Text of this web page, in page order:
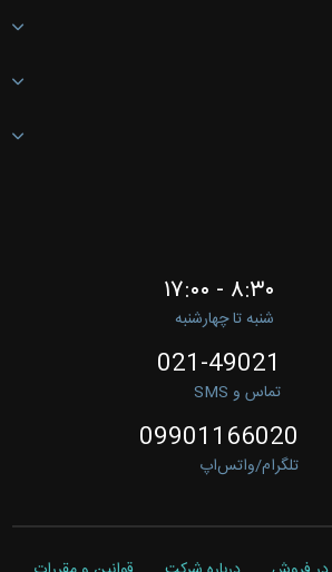
۸:۳۰ - ۱۷:۰۰
شنبه تا چهارشنبه
021-49021
تماس و SMS
09901166020
تلگرام/واتس‌اپ